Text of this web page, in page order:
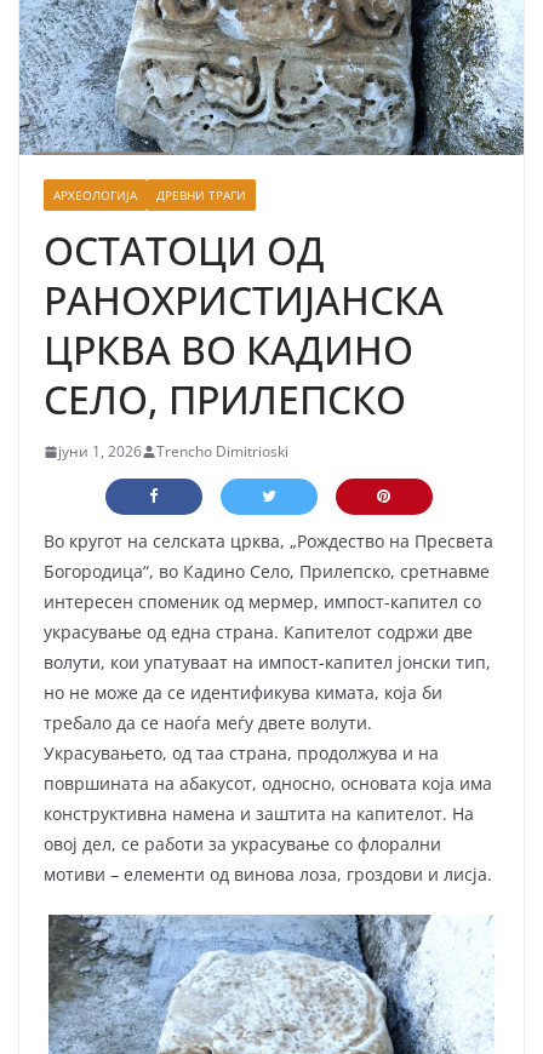
АРХЕОЛОГИЈА ДРЕВНИ ТРАГИ
ОСТАТОЦИ ОД
РАНОХРИСТИЈАНСКА
ЦРКВА ВО КАДИНО
СЕЛО, ПРИЛЕПСКО
јуни 1, 2026 Trencho Dimitrioski
Во кругот на селската црква, „Рождество на Пресвета
Богородица“, во Кадино Село, Прилепско, сретнавме
интересен споменик од мермер, импост-капител со
украсување од една страна. Капителот содржи две
волути, кои упатуваат на импост-капител јонски тип,
но не може да се идентификува кимата, која би
требало да се наоѓа меѓу двете волути.
Украсувањето, од таа страна, продолжува и на
површината на абакусот, односно, основата која има
конструктивна намена и заштита на капителот. На
овој дел, се работи за украсување со флорални
мотиви – елементи од винова лоза, гроздови и лисја.